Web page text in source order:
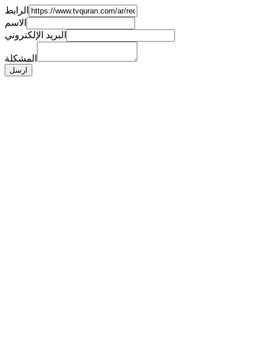
الرابط
الاسم
البريد الإلكتروني
المشكلة
ارسل